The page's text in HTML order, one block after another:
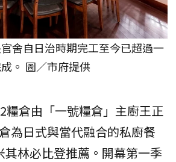
舍自日治時期完工至今已超過一
。 圖／市府提供
糧倉由「一號糧倉」主廚王正
為日式與當代融合的私廚餐
其林必比登推薦。開幕第一季